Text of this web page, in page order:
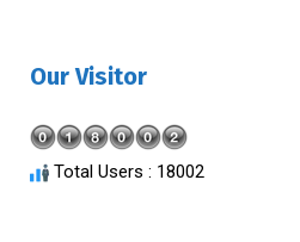
Our Visitor
Total Users : 18002